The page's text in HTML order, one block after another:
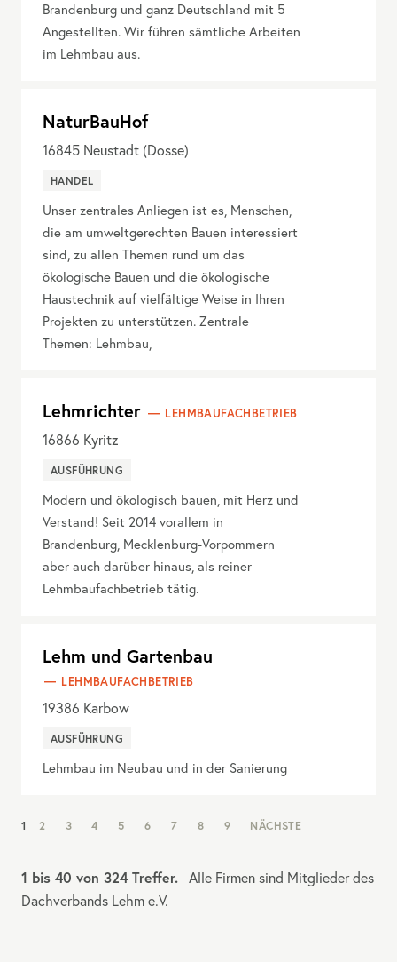
Brandenburg und ganz Deutschland mit 5
Angestellten. Wir führen sämtliche Arbeiten
im Lehmbau aus.
NaturBauHof
16845 Neustadt (Dosse)
HANDEL
Unser zentrales Anliegen ist es, Menschen,
die am umweltgerechten Bauen interessiert
sind, zu allen Themen rund um das
ökologische Bauen und die ökologische
Haustechnik auf vielfältige Weise in Ihren
Projekten zu unterstützen. Zentrale
Themen: Lehmbau,
Lehmrichter LEHMBAUFACHBETRIEB
16866 Kyritz
AUSFÜHRUNG
Modern und ökologisch bauen, mit Herz und
Verstand! Seit 2014 vorallem in
Brandenburg, Mecklenburg-Vorpommern
aber auch darüber hinaus, als reiner
Lehmbaufachbetrieb tätig.
Lehm und Gartenbau
LEHMBAUFACHBETRIEB
19386 Karbow
AUSFÜHRUNG
Lehmbau im Neubau und in der Sanierung
NAV:
1 2 3 4 5 6 7 8 9 NÄCHSTE
1 bis 40 von 324 Treffer. Alle Firmen sind Mitglieder des
Dachverbands Lehm e.V.